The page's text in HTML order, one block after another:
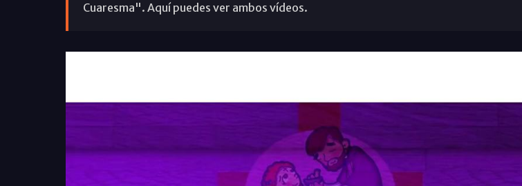
Cuaresma". Aquí puedes ver ambos vídeos.